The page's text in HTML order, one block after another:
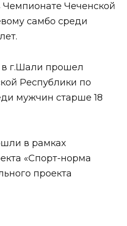
Чемпионате Чеченской
самбо среди
в г.Шали прошел
Республики по
мужчин старше 18
в рамках
«Спорт-норма
проекта